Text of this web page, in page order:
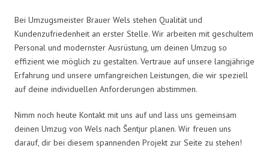
Bei Umzugsmeister Brauer Wels stehen Qualität und
Kundenzufriedenheit an erster Stelle. Wir arbeiten mit geschultem
Personal und modernster Ausrüstung, um deinen Umzug so
effizient wie möglich zu gestalten. Vertraue auf unsere langjährige
Erfahrung und unsere umfangreichen Leistungen, die wir speziell
auf deine individuellen Anforderungen abstimmen.
Nimm noch heute Kontakt mit uns auf und lass uns gemeinsam
deinen Umzug von Wels nach Šentjur planen. Wir freuen uns
darauf, dir bei diesem spannenden Projekt zur Seite zu stehen!